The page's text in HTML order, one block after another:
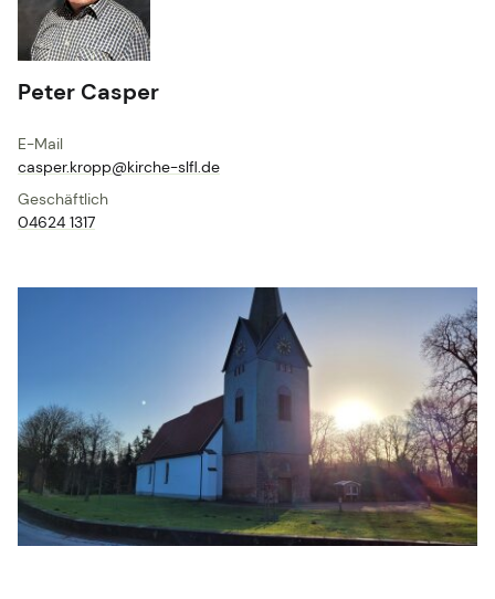
Peter Casper
E-Mail
casper.​kropp@​kirche-slfl.​de
Geschäftlich
04624 1317